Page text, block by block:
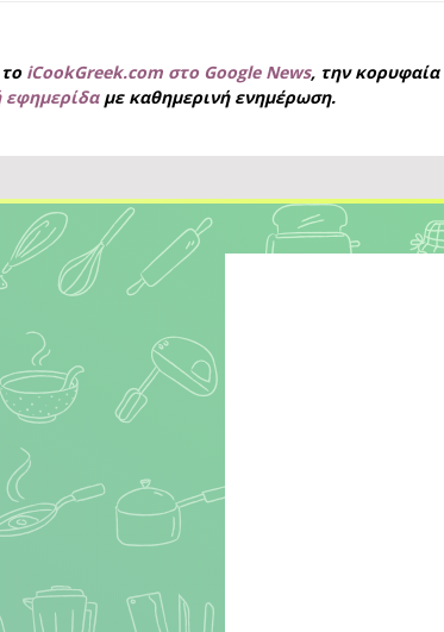
iCookGreek.com στο Google News, την κορυφαία
εφημερίδαμε καθημερινή ενημέρωση.